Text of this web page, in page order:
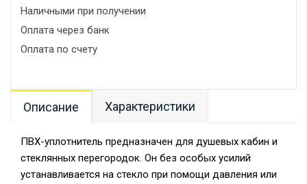
Наличными при получении
Оплата через банк
Оплата по счету
Описание Характеристики
ПВХ-уплотнитель предназначен для душевых кабин и
стеклянных перегородок. Он без особых усилий
устанавливается на стекло при помощи давления или